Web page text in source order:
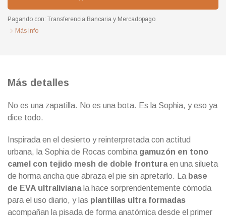
Pagando con: Transferencia Bancaria y Mercadopago
Más info
Más detalles
No es una zapatilla. No es una bota. Es la Sophia, y eso ya
dice todo.
Inspirada en el desierto y reinterpretada con actitud
urbana, la Sophia de Rocas combina gamuzón en tono
camel con tejido mesh de doble fronturaen una silueta
de horma ancha que abraza el pie sin apretarlo. La base
de EVA ultralivianala hace sorprendentemente cómoda
para el uso diario, y las plantillas ultra formadas
acompañan la pisada de forma anatómica desde el primer